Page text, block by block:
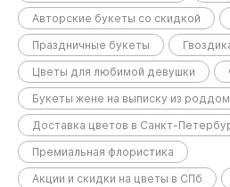
Авторские букеты со скидкой
Праздничные букеты
Цветы для любимой девушки
Букеты жене на выписку из
Доставка цветов в Санкт-
Премиальная флористика
Акции и скидки на цветы в СПб